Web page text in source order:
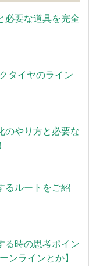
必要な道具を完全
タイヤのライン
のやり方と必要な
るルートをご紹
る時の思考ポイン
ンラインとか】